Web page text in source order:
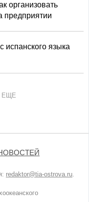
организовать
предприятии
испанского языка
ЕЩЕ
redaktor@tia-ostrova.ru.